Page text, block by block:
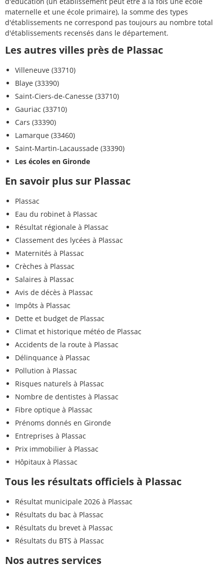
maternelle et une école primaire), la somme des types
d'établissements ne correspond pas toujours au nombre total
d'établissements recensés dans le département.
Les autres villes près de Plassac
Villeneuve (33710)
Blaye (33390)
Saint-Ciers-de-Canesse (33710)
Gauriac (33710)
Cars (33390)
Lamarque (33460)
Saint-Martin-Lacaussade (33390)
Les écoles en Gironde
En savoir plus sur Plassac
Plassac
Eau du robinet à Plassac
Résultat régionale à Plassac
Classement des lycées à Plassac
Maternités à Plassac
Crèches à Plassac
Salaires à Plassac
Avis de décès à Plassac
Impôts à Plassac
Dette et budget de Plassac
Climat et historique météo de Plassac
Accidents de la route à Plassac
Délinquance à Plassac
Pollution à Plassac
Risques naturels à Plassac
Nombre de dentistes à Plassac
Fibre optique à Plassac
Prénoms donnés en Gironde
Entreprises à Plassac
Prix immobilier à Plassac
Hôpitaux à Plassac
Tous les résultats officiels à Plassac
Résultat municipale 2026 à Plassac
Résultats du bac à Plassac
Résultats du brevet à Plassac
Résultats du BTS à Plassac
Nos autres services